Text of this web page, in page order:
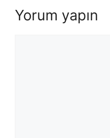
Yorum yapın